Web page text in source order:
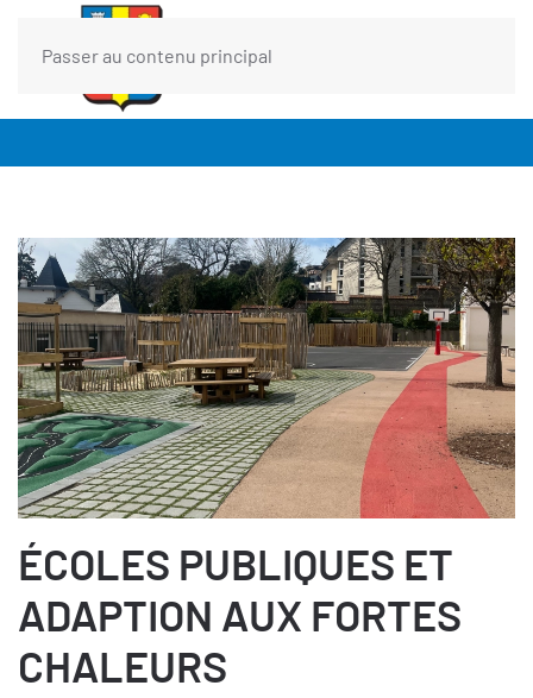
Passer au contenu principal
ÉCOLES PUBLIQUES ET
ADAPTION AUX FORTES
CHALEURS